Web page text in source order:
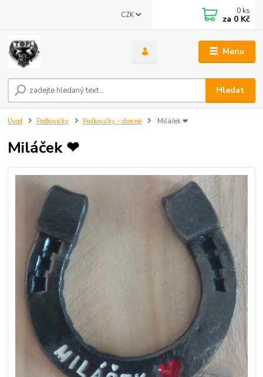
Menu
CZK
Hledat
0 ks
za 0 Kč
Úvod Podkovičky Podkovičky - obecné Miláček ❤
Miláček ❤